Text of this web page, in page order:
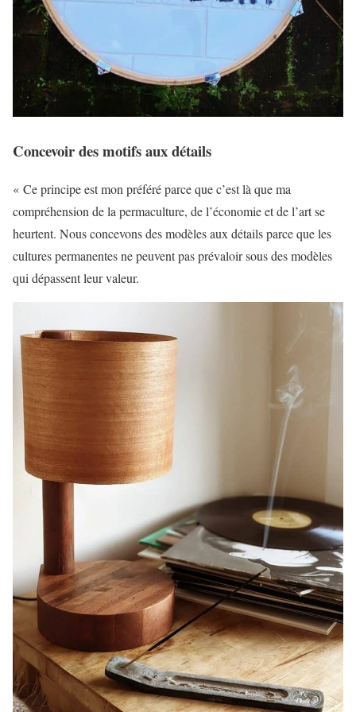
Concevoir des motifs aux détails
« Ce principe est mon préféré parce que c’est là que ma
compréhension de la permaculture, de l’économie et de l’art se
heurtent. Nous concevons des modèles aux détails parce que les
cultures permanentes ne peuvent pas prévaloir sous des modèles
qui dépassent leur valeur.